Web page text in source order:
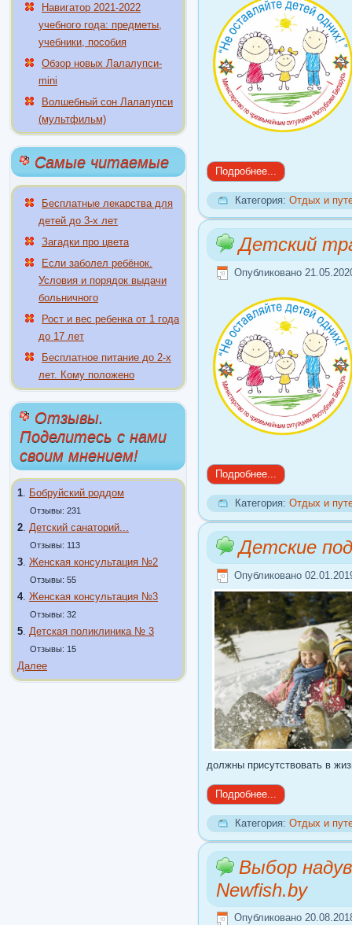
Навигатор 2021-2022
учебного года: предметы,
учебники, пособия
Обзор новых Лалалупси-
mini
Волшебный сон Лалалупси
(мультфильм)
Самые читаемые
Бесплатные лекарства для
детей до 3-х лет
Загадки про цвета
Если заболел ребёнок.
Условия и порядок выдачи
больничного
Рост и вес ребенка от 1 года
до 17 лет
Бесплатное питание до 2-х
лет. Кому положено
Отзывы.
Поделитесь с нами
своим мнением!
1 Бобруйский роддом
Отзывы: 231
2 Детский санаторий...
Отзывы: 113
3 Женская консультация №2
Отзывы: 55
4. Женская консультация №3
Отзывы: 32
5 Детская поликлиника № 3
Отзывы: 15
Далее
Подробнее...
Категория: Отдых и
Детский
Опубликовано
Подробнее...
Категория: Отдых и
Детские
Опубликовано
должны присутствовать в
Подробнее...
Категория: Отдых и
Выбор
Newfish.by
Опубликовано